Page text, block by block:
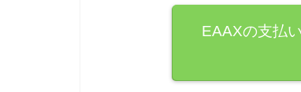
EAAXの支払